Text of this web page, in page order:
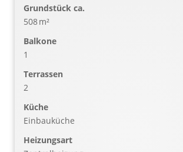
Grund­stück ca.
508 m²
Balkone
1
Terrassen
2
Küche
Einbauküche
Heizungsart